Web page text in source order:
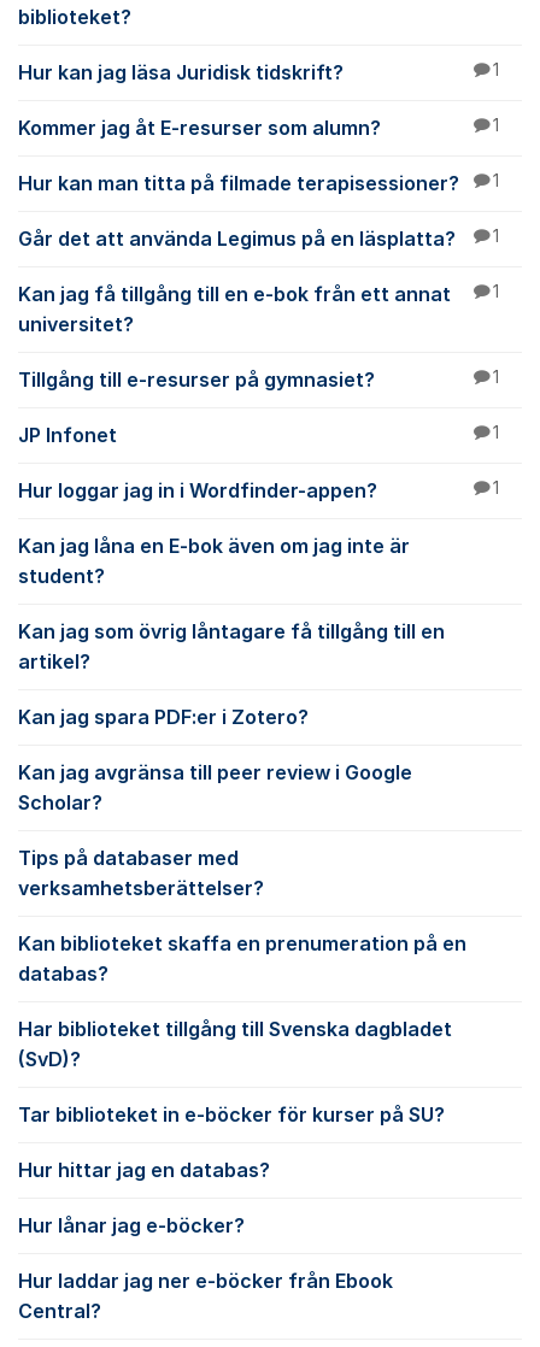
biblioteket?
Hur kan jag läsa Juridisk tidskrift? 1
Kommer jag åt E-resurser som alumn? 1
Hur kan man titta på filmade terapisessioner? 1
Går det att använda Legimus på en läsplatta? 1
Kan jag få tillgång till en e-bok från ett annat
universitet?
1
Tillgång till e-resurser på gymnasiet? 1
JP Infonet 1
Hur loggar jag in i Wordfinder-appen? 1
Kan jag låna en E-bok även om jag inte är
student?
Kan jag som övrig låntagare få tillgång till en
artikel?
Kan jag spara PDF:er i Zotero?
Kan jag avgränsa till peer review i Google
Scholar?
Tips på databaser med
verksamhetsberättelser?
Kan biblioteket skaffa en prenumeration på en
databas?
Har biblioteket tillgång till Svenska dagbladet
(SvD)?
Tar biblioteket in e-böcker för kurser på SU?
Hur hittar jag en databas?
Hur lånar jag e-böcker?
Hur laddar jag ner e-böcker från Ebook
Central?